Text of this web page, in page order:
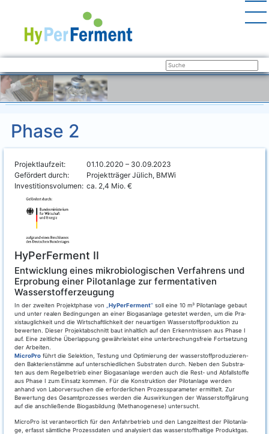
Phase 2
Projektlaufzeit:
Gefördert durch:
Investitionsvolumen:
01.10.2020 – 30.09.2023
Projektträger Jülich, BMWi
ca. 2,4 Mio. €
HyPerFerment II
Entwicklung eines mikrobiologischen Verfahrens und
Erprobung einer Pilotanlage zur fermentativen
Wasserstofferzeugung
In der zwei­ten Pro­jekt­pha­se von HyPer­Fer­ment“ soll eine 10 m³ Pilot­an­la­ge gebaut
und unter rea­len Bedin­gun­gen an einer Bio­gas­an­la­ge getes­tet wer­den, um die Pra­
xis­taug­lich­keit und die Wirt­schaft­lich­keit der neu­ar­ti­gen Was­ser­stoff­pro­duk­ti­on zu
bewer­ten. Die­ser Pro­jekt­ab­schnitt baut inhalt­lich auf den Erkennt­nis­sen aus Pha­se I
auf. Eine zeit­li­che Über­lap­pung gewähr­leis­tet eine unter­bre­chungs­freie Fort­set­zung
der Arbei­ten.
Micro­Pro führt die Selek­ti­on, Tes­tung und Opti­mie­rung der was­ser­stoff­pro­du­zie­ren­
den Bak­te­ri­en­stäm­me auf unter­schied­li­chen Sub­stra­ten durch. Neben den Sub­stra­
ten aus dem Regel­be­trieb einer Bio­gas­an­la­ge wer­den auch die Rest- und Abfall­stof­fe
aus Pha­se I zum Ein­satz kom­men. Für die Kon­struk­ti­on der Pilot­an­la­ge wer­den
anhand von Labor­ver­su­chen die erfor­der­li­chen Pro­zess­pa­ra­me­ter ermit­telt. Zur
Bewer­tung des Gesamt­pro­zes­ses wer­den die Aus­wir­kun­gen der Was­ser­stoff­gä­rung
auf die anschlie­ßen­de Bio­gas­bil­dung (Metha­no­ge­nese) untersucht.
Micro­Pro ist ver­ant­wort­lich für den Anfahr­be­trieb und den Lang­zeit­test der Pilot­an­la­
ge, erfasst sämt­li­che Pro­zess­da­ten und ana­ly­siert das was­ser­stoff­hal­ti­ge Pro­dukt­gas.